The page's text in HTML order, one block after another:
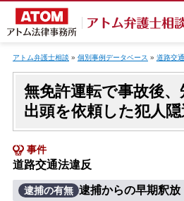
ホームに戻る
アトム弁護士相談 » 個別事例データベース » 道路交
無免許運転で事故後
出頭を依頼した犯人
事件
道路交通法違反
逮捕の有無 逮捕からの早期釈放